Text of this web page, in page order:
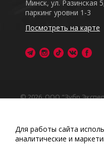
Минск, ул. Разинская
паркинг уровни 1-3
Посмотреть на карте
© 2026, ООО "Зубр
Обращаем Ваше
сайт носит
Любое использование
Для работы сайта
аналитические и